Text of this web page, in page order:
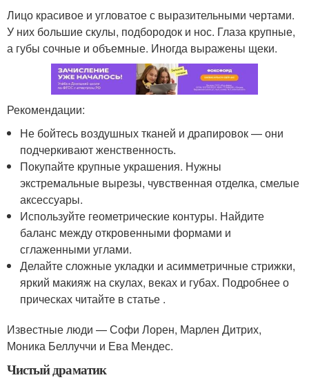
Лицо красивое и угловатое с выразительными чертами.
У них большие скулы, подбородок и нос. Глаза крупные,
а губы сочные и объемные. Иногда выражены щеки.
Рекомендации:
Не бойтесь воздушных тканей и драпировок — они
подчеркивают женственность.
Покупайте крупные украшения. Нужны
экстремальные вырезы, чувственная отделка, смелые
аксессуары.
Используйте геометрические контуры. Найдите
баланс между откровенными формами и
сглаженными углами.
Делайте сложные укладки и асимметричные стрижки,
яркий макияж на скулах, веках и губах. Подробнее о
прическах читайте в статье .
Известные люди — Софи Лорен, Марлен Дитрих,
Моника Беллуччи и Ева Мендес.
Чистый драматик